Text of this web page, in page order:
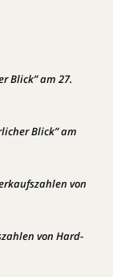
Blick” am 27.
Blick” am
von
von Hard-